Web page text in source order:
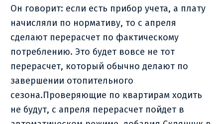
Он говорит: если есть прибор учета, а плату
начисляли по нормативу, то с апреля
сделают перерасчет по фактическому
потреблению. Это будет вовсе не тот
перерасчет, который обычно делают по
завершении отопительного
сезона.Проверяющие по квартирам ходить
не будут, с апреля перерасчет пойдет в